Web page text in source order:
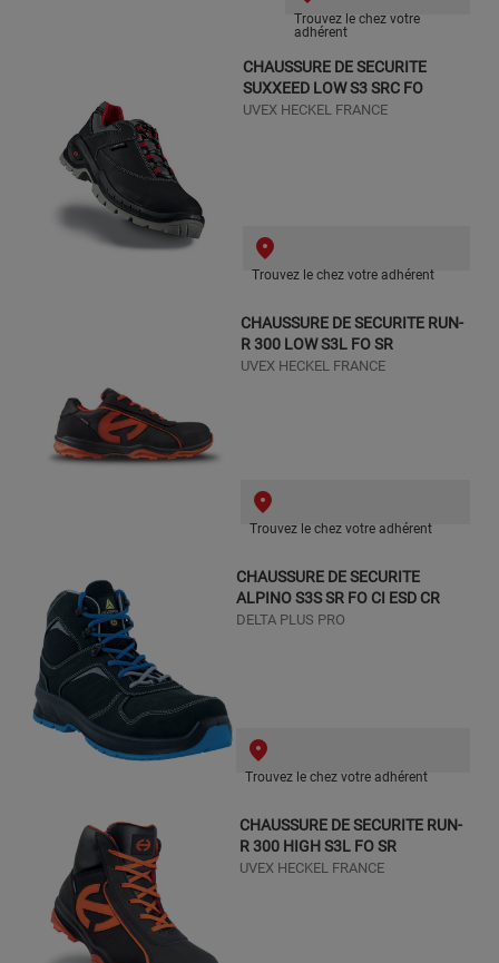
Trouvez le chez votre
adhérent
CHAUSSURE DE SECURITE
SUXXEED LOW S3 SRC FO
UVEX HECKEL FRANCE
Trouvez le chez votre adhérent
CHAUSSURE DE SECURITE RUN-
R 300 LOW S3L FO SR
UVEX HECKEL FRANCE
Trouvez le chez votre adhérent
CHAUSSURE DE SECURITE
ALPINO S3S SR FO CI ESD CR
DELTA PLUS PRO
Trouvez le chez votre adhérent
CHAUSSURE DE SECURITE RUN-
R 300 HIGH S3L FO SR
UVEX HECKEL FRANCE